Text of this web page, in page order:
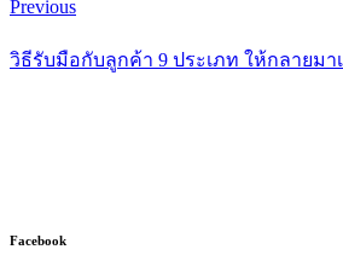
Previous
วิธีรับมือกับลูกค้า 9 ประเภท ให้กลายม
Facebook